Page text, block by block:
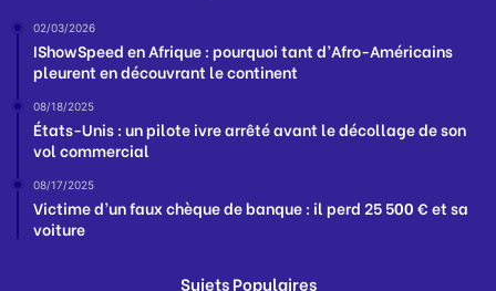
02/03/2026
IShowSpeed en Afrique : pourquoi tant d’Afro-Américains
pleurent en découvrant le continent
08/18/2025
États-Unis : un pilote ivre arrêté avant le décollage de son
vol commercial
08/17/2025
Victime d’un faux chèque de banque : il perd 25 500 € et sa
voiture
Sujets Populaires